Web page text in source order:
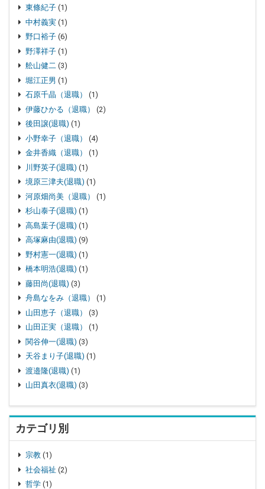
東條紀子(1)
中村義実(1)
野口裕子(6)
野澤祥子(1)
舩山健二(3)
堀江正男 (1)
石原千晶（退職）
(1)
伊藤ひかる（退職）
(2)
後田譲(退職) (1)
小野幸子（退職）
(4)
金井香織（退職）
(1)
川野英子(退職) (1)
境原三津夫(退職) (1)
河原畑尚美（退職）
(1)
杉山泰子(退職) (1)
高島葉子(退職) (1)
高塚麻由(退職) (9)
野村憲一(退職) (1)
橋本明浩(退職) (1)
藤田尚(退職) (3)
舟島なをみ（退職）
(1)
山田恵子（退職）
(3)
山田正実（退職）
(1)
関谷伸一(退職) (3)
天谷まり子(退職) (1)
渡邉隆(退職) (1)
山田真衣(退職) (3)
カテゴリ別
宗教(1)
社会福祉 (2)
哲学(1)